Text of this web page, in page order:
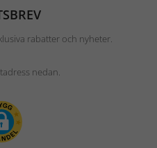
rabatter och nyheter.
nedan.